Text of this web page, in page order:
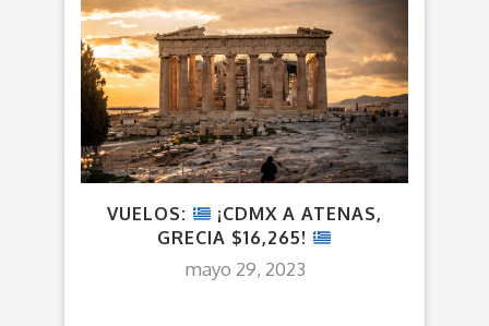
VUELOS:
¡CDMX A ATENAS,
GRECIA $16,265!
mayo 29, 2023